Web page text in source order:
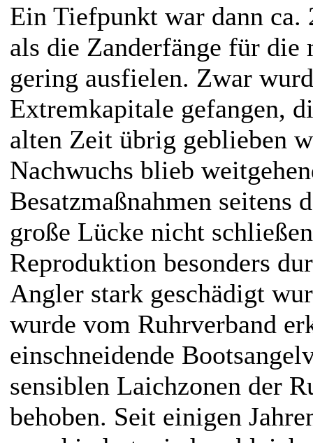
Ein Tiefpunkt war dann ca.
als die Zanderfänge für die
gering ausfielen. Zwar
Extremkapitale gefangen,
alten Zeit übrig geblieben
Nachwuchs blieb
Besatzmaßnahmen seitens
große Lücke nicht
Reproduktion besonders
Angler stark geschädigt
wurde vom Ruhrverband
einschneidende
sensiblen Laichzonen der
behoben. Seit einigen